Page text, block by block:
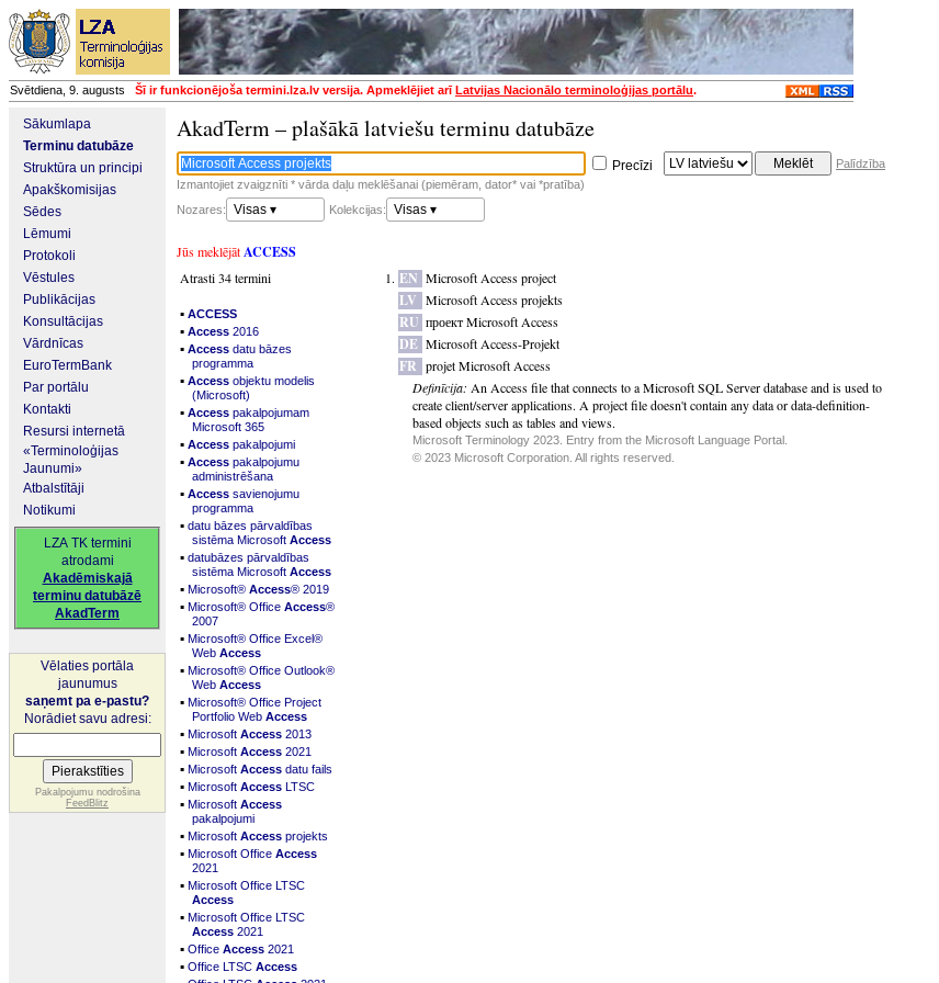
Svētdiena, 9. augusts Šī ir funkcionējoša termini.lza.lv versija. Apmeklējiet arīLatvijas Nacionālo terminoloģijas portālu.
Sākumlapa
Terminu datubāze
Struktūra un principi
Apakškomisijas
Sēdes
Lēmumi
Protokoli
Vēstules
Publikācijas
Konsultācijas
Vārdnīcas
EuroTermBank
Par portālu
Kontakti
Resursi internetā
«Terminoloģijas
Jaunumi»
Atbalstītāji
Notikumi
LZA TK termini
atrodami
Akadēmiskajā
terminu datubāzē
AkadTerm
Vēlaties portāla
jaunumus
saņemt pa e-pastu?
Norādiet savu adresi:
Pakalpojumu nodrošina
FeedBlitz
AkadTerm – plašākā latviešu terminu datubāze
Precīzi
Palīdzība
Izmantojiet zvaigznīti * vārda daļu meklēšanai (piemēram, dator* vai *pratība)
Nozares:
Visas ▾ Kolekcijas: Visas ▾
Jūs meklējātACCESS
Atrasti 34 termini
▪ ACCESS
▪ Access 2016
▪ Access datu bāzes
programma
▪ Access objektu modelis
(Microsoft)
▪ Access pakalpojumam
Microsoft 365
▪ Access pakalpojumi
▪ Access pakalpojumu
administrēšana
▪ Access savienojumu
programma
▪ datu bāzes pārvaldības
sistēma Microsoft Access
▪ datubāzes pārvaldības
sistēma Microsoft Access
▪ Microsoft® Access® 2019
▪ Microsoft® Office Access®
2007
▪ Microsoft® Office Excel®
Web Access
▪ Microsoft® Office Outlook®
Web Access
▪ Microsoft® Office Project
Portfolio Web Access
▪ Microsoft Access 2013
▪ Microsoft Access 2021
▪ Microsoft Access datu fails
▪ Microsoft Access LTSC
▪ Microsoft Access
pakalpojumi
▪ Microsoft Access projekts
▪ Microsoft Office Access
2021
▪ Microsoft Office LTSC
Access
▪ Microsoft Office LTSC
Access 2021
▪ Office Access 2021
▪ Office LTSC Access
EN Microsoft Access project
LV Microsoft Access projekts
RU проект Microsoft Access
DE Microsoft Access-Projekt
FR projet Microsoft Access
Definīcija: An Access file that connects to a Microsoft SQL Server database and is used to
create client/server applications. A project file doesn't contain any data or data-definition-
based objects such as tables and views.
Microsoft Terminology 2023. Entry from the Microsoft Language Portal.
© 2023 Microsoft Corporation. All rights reserved.